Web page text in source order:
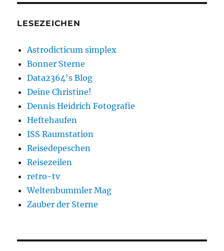
LESEZEICHEN
Astrodicticum simplex
Bonner Sterne
Data2364's Blog
Deine Christine!
Dennis Heidrich Fotografie
Heftehaufen
ISS Raumstation
Reisedepeschen
Reisezeilen
retro-tv
Weltenbummler Mag
Zauber der Sterne